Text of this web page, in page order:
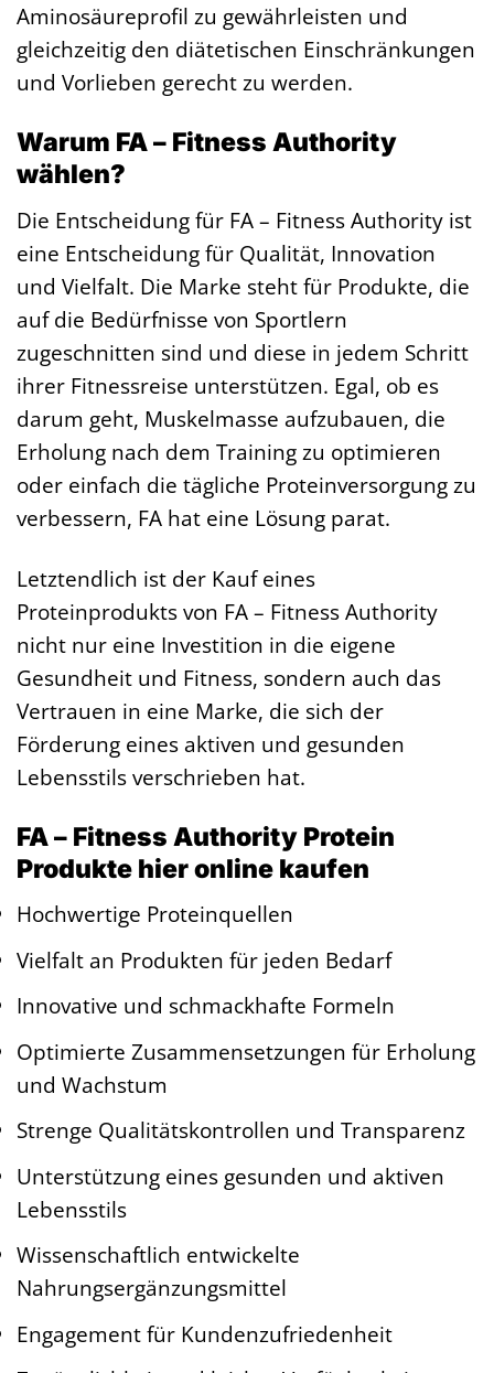
Aminosäureprofil zu gewährleisten und
gleichzeitig den diätetischen Einschränkungen
und Vorlieben gerecht zu werden.
Warum FA – Fitness Authority
wählen?
Die Entscheidung für FA – Fitness Authority ist
eine Entscheidung für Qualität, Innovation
und Vielfalt. Die Marke steht für Produkte, die
auf die Bedürfnisse von Sportlern
zugeschnitten sind und diese in jedem Schritt
ihrer Fitnessreise unterstützen. Egal, ob es
darum geht, Muskelmasse aufzubauen, die
Erholung nach dem Training zu optimieren
oder einfach die tägliche Proteinversorgung zu
verbessern, FA hat eine Lösung parat.
Letztendlich ist der Kauf eines
Proteinprodukts von FA – Fitness Authority
nicht nur eine Investition in die eigene
Gesundheit und Fitness, sondern auch das
Vertrauen in eine Marke, die sich der
Förderung eines aktiven und gesunden
Lebensstils verschrieben hat.
FA – Fitness Authority Protein
Produkte hier online kaufen
Hochwertige Proteinquellen
Vielfalt an Produkten für jeden Bedarf
Innovative und schmackhafte Formeln
Optimierte Zusammensetzungen für Erholung
und Wachstum
Strenge Qualitätskontrollen und Transparenz
Unterstützung eines gesunden und aktiven
Lebensstils
Wissenschaftlich entwickelte
Nahrungsergänzungsmittel
Engagement für Kundenzufriedenheit